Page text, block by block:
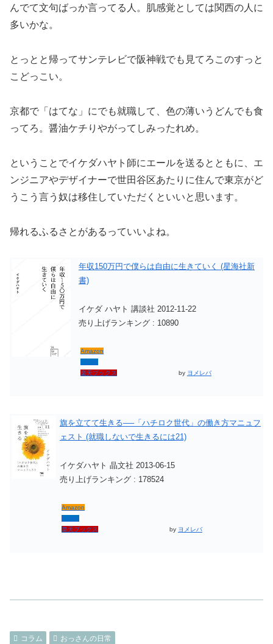
んでて文句ばっか言ってる人。肌感覚としては関西の人に
多いかな。
とっとと帰ってサンテレビで阪神戦でも見てろこのすっと
こどっこい。
京都で「はてな」にでも就職して、色の薄いうどんでも食
ってろ。醤油ケチりやがってしみったれめ。
ということでイケダハヤト師にエールを送るとともに、エ
ンジニアやデザイナーで世田谷区あたりに住んで東京がど
うこう言う奴は移住していただくといいと思います。
帰れるふるさとがあるっていいよね。
年収150万円で僕らは自由に生きていく (星海社新
書)
イケダ ハヤト 講談社 2012-11-22
売り上げランキング : 10890
Amazon
楽天ブックス
by ヨメレバ
旗を立てて生きる──「ハチロク世代」の働き方マニュフ
ェスト (就職しないで生きるには21)
イケダハヤト 晶文社 2013-06-15
売り上げランキング : 178524
Amazon
楽天ブックス
by ヨメレバ
コラム おっさんの日常